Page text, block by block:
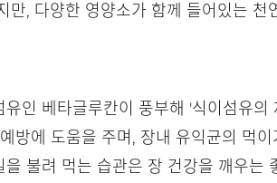
만, 다양한 영양소가 함께 들어있는
유인 베타글루칸이 풍부해 '식이섬유
방에 도움을 주며, 장내 유익균의 먹
불려 먹는 습관은 장 건강을 깨우는